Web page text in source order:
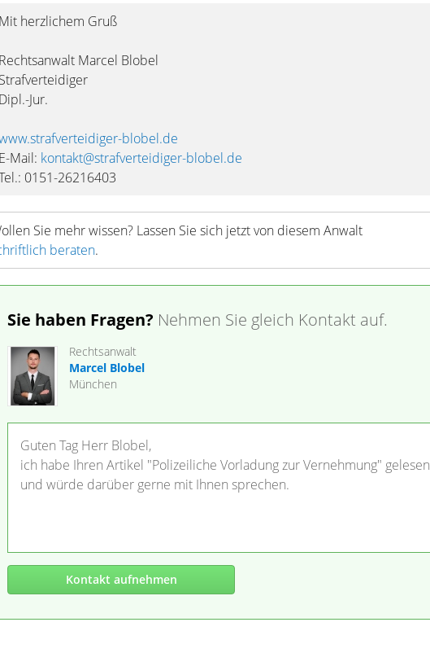
Mit herzlichem Gruß
Rechtsanwalt Marcel Blobel
Strafverteidiger
Dipl.-Jur.
blobel.de
E-Mail: kontakt@strafverteidiger-blobel.de
0151-26216403
Sie mehr wissen? Lassen Sie sich jetzt von diesem Anwalt
beraten.
Sie haben Fragen? Nehmen Sie gleich Kontakt auf.
Rechtsanwalt
Marcel Blobel
München
Guten Tag Herr Blobel,
ich habe Ihren Artikel "Polizeiliche Vorladung zur Vernehmung" gelesen
und würde darüber gerne mit Ihnen sprechen.
Kontakt aufnehmen